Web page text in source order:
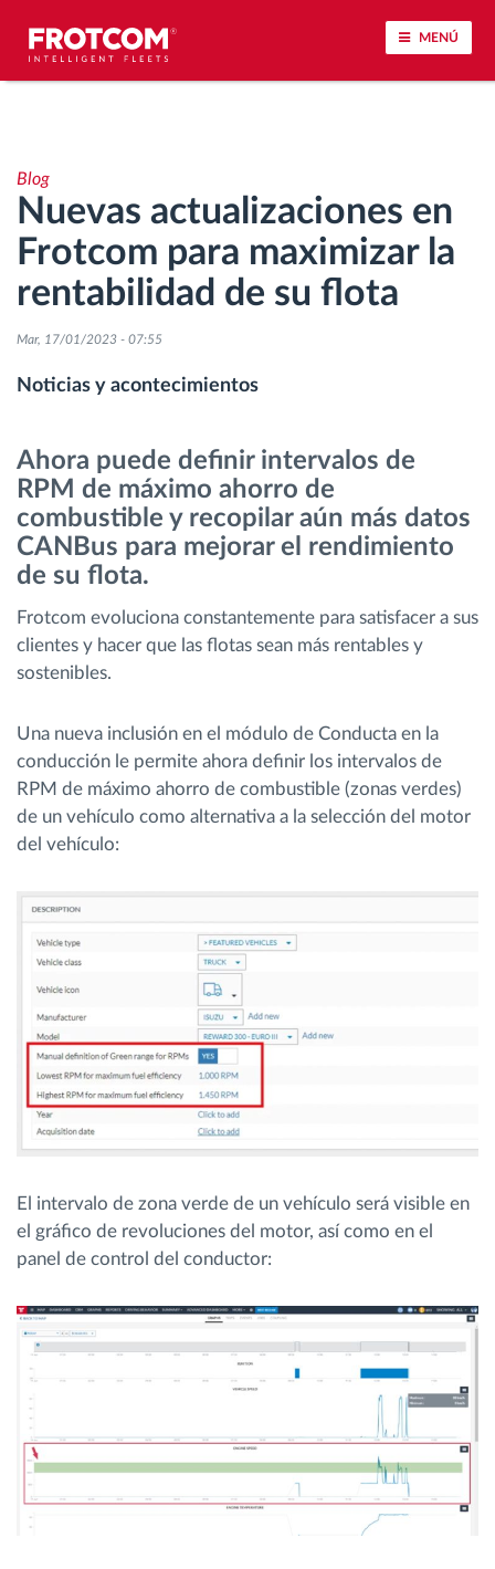
MENÚ
Análisis de la conducta en la conducción
Seguimiento del tiempo de conducción
Gestión de plantilla
Gestión de combustible
Planificación y seguimiento de rutas
Identificación automática del conductor
Descubrir todas las características
¿Cómo podemos ayudar en el control de la
actividad de su flota?
Blog
Nuevas actualizaciones en
Frotcom para maximizar la
rentabilidad de su flota
Mar, 17/01/2023 - 07:55
Noticias y acontecimientos
Ahora puede definir intervalos de
RPM de máximo ahorro de
combustible y recopilar aún más datos
CANBus para mejorar el rendimiento
de su flota.
Frotcom evoluciona constantemente para satisfacer a sus
clientes y hacer que las flotas sean más rentables y
sostenibles.
Una nueva inclusión en el módulo de Conducta en la
conducción le permite ahora definir los intervalos de
RPM de máximo ahorro de combustible (zonas verdes)
de un vehículo como alternativa a la selección del motor
del vehículo:
El intervalo de zona verde de un vehículo será visible en
el gráfico de revoluciones del motor, así como en el
panel de control del conductor: